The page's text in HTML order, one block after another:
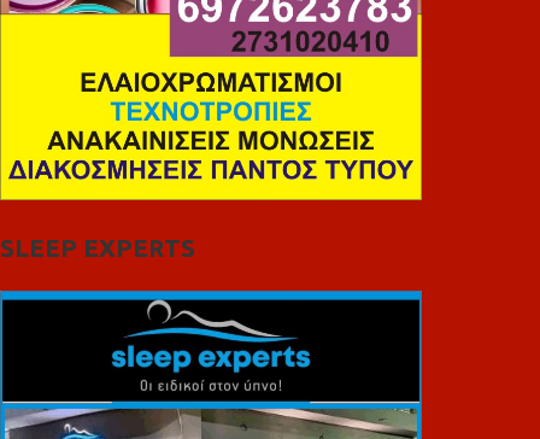
SLEEP EXPERTS